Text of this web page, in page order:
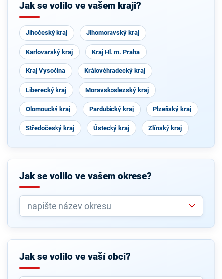
Jak se volilo ve vašem kraji?
Jihočeský kraj Jihomoravský kraj
Karlovarský kraj Kraj Hl. m. Praha
Kraj Vysočina Královéhradecký kraj
Liberecký kraj Moravskoslezský kraj
Olomoucký kraj Pardubický kraj Plzeňský kraj
Středočeský kraj Ústecký kraj Zlínský kraj
Jak se volilo ve vašem okrese?
Jak se volilo ve vaší obci?